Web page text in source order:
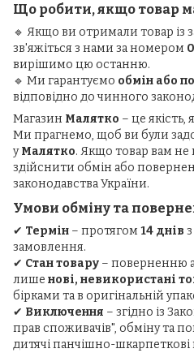
Що робити, якщо товар
🔹 Якщо ви отримали товар
зв'яжіться з нами за номером
вирішимо цю останню.
🔹 Ми гарантуємо обмін або
відповідно до чинного
Магазин Малятко – це якість,
Ми прагнемо, щоб ви були
уМалятко. Якщо товар вам
здійснити обмін або
законодавства України.
Умови обміну та
✔ Термін – протягом 14 днів
замовлення.
✔ Стан товару – поверненню
лише нові, невикористані
бірками та в оригінальній
✔ Виключення – згідно із
прав споживачів", обміну та
дитячі панчішно-